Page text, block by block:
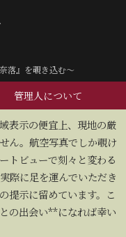
落』を覗き込む～
管理人について
表示の便宜上、現地の厳
ん。航空写真でしか覗け
トビューで刻々と変わる
際に足を運んでいただき
提示に留めています。こ
の出会い**になれば幸い